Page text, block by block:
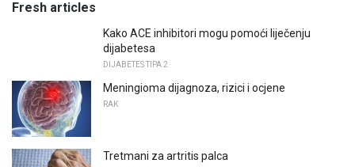
Fresh articles
Kako ACE inhibitori mogu pomoći liječenju
dijabetesa
DIJABETES TIPA 2
Meningioma dijagnoza, rizici i ocjene
RAK
Tretmani za artritis palca